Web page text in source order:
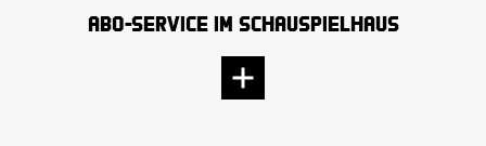
Abo-Service im Schauspielhaus